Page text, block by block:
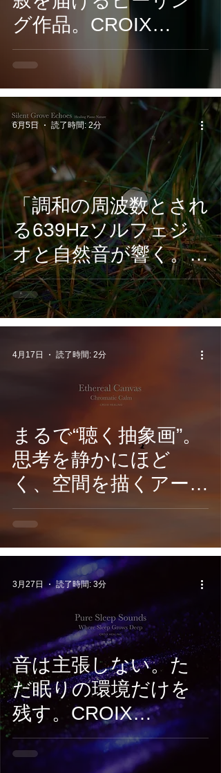
グ作品。CROIX
HEALING『Ephemera
l Light』6月26日配信
開始
「調和の周波数とされ
る639Hzソルフェジ
オと自然音が響く。
ヒーリングピアノ作
品『Silent Grove
Echoes: Healing
Piano Nature-』6月5
6月5日 読了時間: 2分
まるで“聴く抽象画”。
思考を静かにほど
く、空間を描くアー
ト・アンビエント。
CROIX
HEALING『Ethereal
Canvas -Chromatic
Calm』4月17日配信開
4月17日 読了時間: 2分
音は主張しない。た
だ眠りの環境だけを
残す。CROIX
HEALING『Pure
Sleep Sounds –
3月27日 読了時間: 3分